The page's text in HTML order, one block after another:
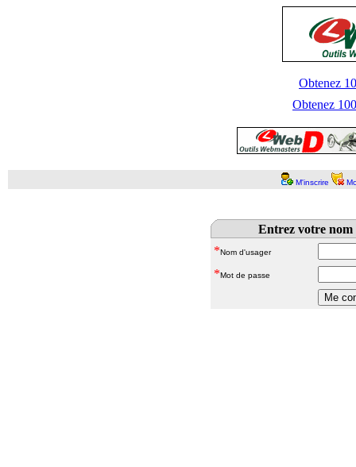
Obtenez
Obtenez
M'inscrire
Entrez votre nom
*Nom d'usager
*Mot de passe